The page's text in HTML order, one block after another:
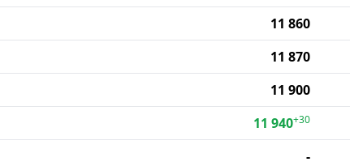
11 860
11 870
11 900
11 940+30
-